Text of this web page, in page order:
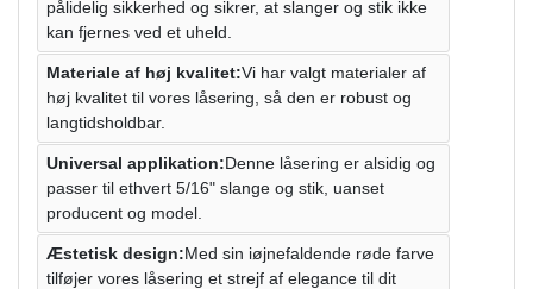
pålidelig sikkerhed og sikrer, at slanger og stik ikke
kan fjernes ved et uheld.
Materiale af høj kvalitet:Vi har valgt materialer af
høj kvalitet til vores låsering, så den er robust og
langtidsholdbar.
Universal applikation:Denne låsering er alsidig og
passer til ethvert 5/16" slange og stik, uanset
producent og model.
Æstetisk design:Med sin iøjnefaldende røde farve
tilføjer vores låsering et strejf af elegance til dit